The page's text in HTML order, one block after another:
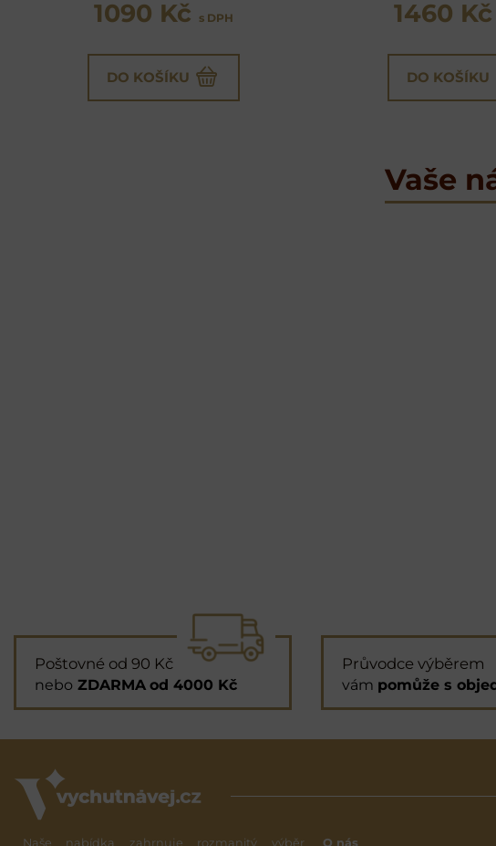
1090 Kč s DPH
DO KOŠÍKU
1460 Kč
DO KOŠÍKU
Vaše
Poštovné od 90 Kč
nebo ZDARMA od 4000 Kč
Průvodce výběrem
vám pomůže s
Naše nabídka zahrnuje rozmanitý výběr O nás